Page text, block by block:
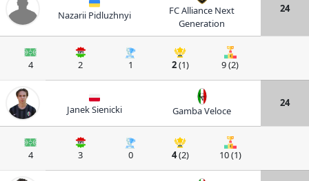
Nazarii Pidluzhnyi
FC Alliance Next
Generation
24
4 2 1 2(1) 9 (2)
Janek Sienicki Gamba Veloce
24
4 3 0 4(2) 10 (1)